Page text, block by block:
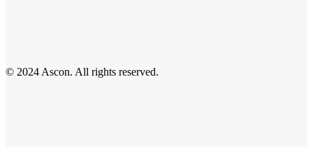
© 2024 Ascon. All rights reserved.